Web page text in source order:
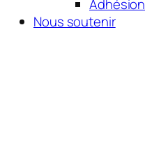
Adhésion
Nous soutenir